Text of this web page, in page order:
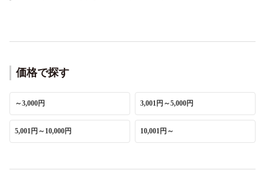
価格で探す
～3,000円 3,001円～5,000円
5,001円～10,000円 10,001円～